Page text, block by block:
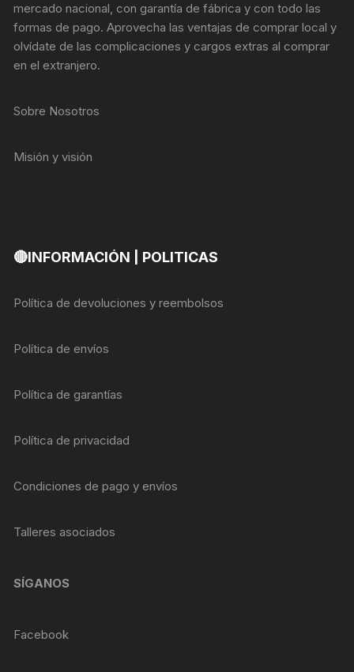
mercado nacional, con garantía de fábrica y con todo las
formas de pago. Aprovecha las ventajas de comprar local y
olvídate de las complicaciones y cargos extras al comprar
en el extranjero.
Sobre Nosotros
Misión y visión
🔴INFORMACIÓN | POLITICAS
Política de devoluciones y reembolsos
Política de envíos
Política de garantías
Política de privacidad
Condiciones de pago y envíos
Talleres asociados
SÍGANOS
Facebook